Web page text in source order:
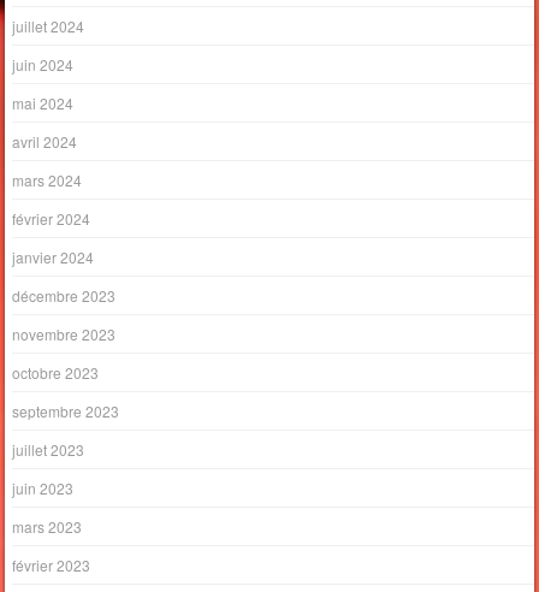
juillet 2024
juin 2024
mai 2024
avril 2024
mars 2024
février 2024
janvier 2024
décembre 2023
novembre 2023
octobre 2023
septembre 2023
juillet 2023
juin 2023
mars 2023
février 2023